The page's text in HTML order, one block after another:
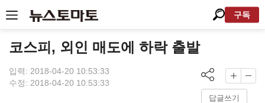
구독
코스피, 외인 매도에 하락 출발
입력: 2018-04-20 10:53:33
수정: 2018-04-20 10:53:33
답글쓰기